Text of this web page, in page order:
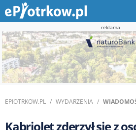
reklama
EPIOTRKOW.PL WYDARZENIA
Kabriolet zderzył się z